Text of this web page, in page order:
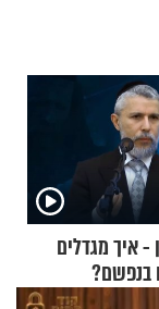
- איך מגדלים
בנפשם?